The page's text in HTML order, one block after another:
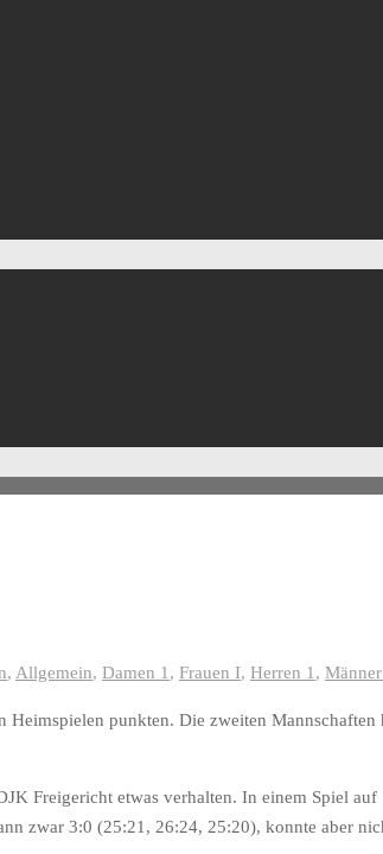
, Allgemein, Damen 1, Frauen I, Herren 1,
punkten. Die zweiten Mannschaften
Freigericht etwas verhalten. In einem Spiel auf
zwar 3:0 (25:21, 26:24, 25:20), konnte aber